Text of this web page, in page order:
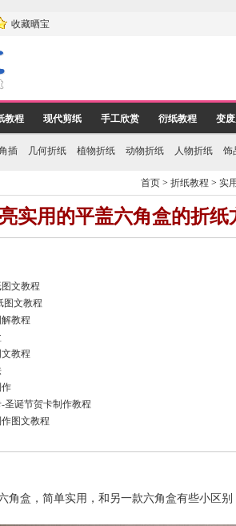
收藏晒宝
教程 现代剪纸 手工欣赏 衍纸教程 变
插 几何折纸 植物折纸 动物折纸 人物折纸 饰
首页 >折纸教程 >实
实用的平盖六角盒的折纸
文教程
图文教程
教程
教程
圣诞节贺卡制作教程
图文教程
角盒，简单实用，和另一款六角盒有些小区